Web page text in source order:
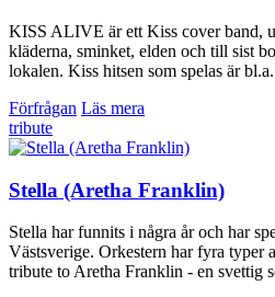
KISS ALIVE är ett Kiss cover band,
kläderna, sminket, elden och till sist
lokalen. Kiss hitsen som spelas är
Förfrågan Läs mera
tribute
Stella (Aretha Franklin)
Stella har funnits i några år och har
Västsverige. Orkestern har fyra typer
tribute to Aretha Franklin - en svettig